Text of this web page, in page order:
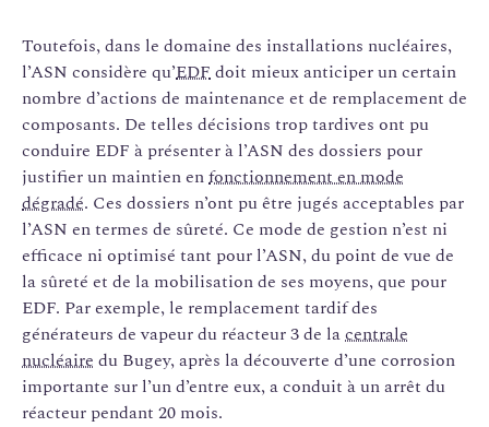
Toutefois, dans le domaine des installations nucléaires,
l’ASN considère qu’EDFdoit mieux anticiper un certain
nombre d’actions de maintenance et de remplacement de
composants. De telles décisions trop tardives ont pu
conduire EDF à présenter à l’ASN des dossiers pour
justifier un maintien enfonctionnement en mode
dégradé. Ces dossiers n’ont pu être jugés acceptables par
l’ASN en termes de sûreté. Ce mode de gestion n’est ni
efficace ni optimisé tant pour l’ASN, du point de vue de
la sûreté et de la mobilisation de ses moyens, que pour
EDF. Par exemple, le remplacement tardif des
générateurs de vapeur du réacteur 3 de lacentrale
nucléaire du Bugey, après la découverte d’une corrosion
importante sur l’un d’entre eux, a conduit à un arrêt du
réacteur pendant 20 mois.